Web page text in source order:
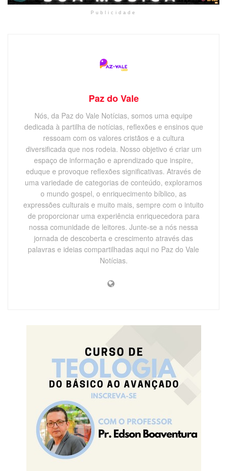
Publicidade
Paz do Vale
Nós, da Paz do Vale Notícias, somos uma equipe
dedicada à partilha de notícias, reflexões e ensinos que
ressoam com os valores cristãos e a cultura
diversificada que nos rodeia. Nosso objetivo é criar um
espaço de informação e aprendizado que inspire,
eduque e provoque reflexões significativas. Através de
uma variedade de categorias de conteúdo, exploramos
o mundo gospel, o enriquecimento bíblico, as
expressões culturais e muito mais, sempre com o intuito
de proporcionar uma experiência enriquecedora para
nossa comunidade de leitores. Junte-se a nós nessa
jornada de descoberta e crescimento através das
palavras e ideias compartilhadas aqui no Paz do Vale
Notícias.